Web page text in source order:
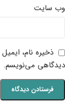
وب‌ سایت
ذخیره نام،
دیدگاهی می‌نویسم.